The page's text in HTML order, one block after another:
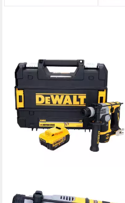
Akku-Bohrhammer DCH 172